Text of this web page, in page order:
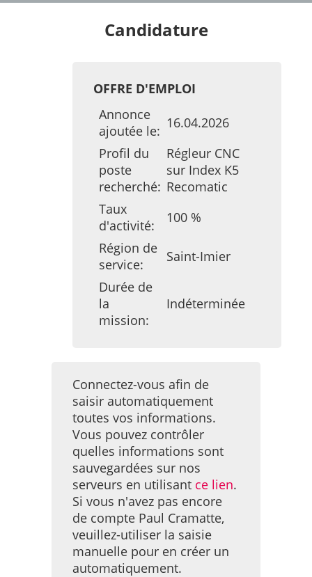
Candidature
OFFRE D'EMPLOI
Annonce
ajoutée le: 16.04.2026
Profil du
poste
recherché:
Régleur CNC
sur Index K5
Recomatic
Taux
d'activité:
100 %
Région de
service:
Saint-Imier
Durée de
la
mission:
Indéterminée
Connectez-vous afin de
saisir automatiquement
toutes vos informations.
Vous pouvez contrôler
quelles informations sont
sauvegardées sur nos
serveurs en utilisant ce lien.
Si vous n'avez pas encore
de compte Paul Cramatte,
veuillez-utiliser la saisie
manuelle pour en créer un
automatiquement.